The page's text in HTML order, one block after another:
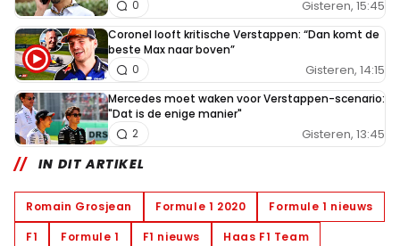
Gisteren, 15:45
0
Coronel looft kritische Verstappen: “Dan komt de
beste Max naar boven”
Gisteren, 14:15
0
Mercedes moet waken voor Verstappen-scenario:
"Dat is de enige manier"
Gisteren, 13:45
2
IN DIT ARTIKEL
Romain Grosjean Formule 1 2020
Formule 1 nieuws
F1
Formule 1 F1 nieuws
Haas F1 Team